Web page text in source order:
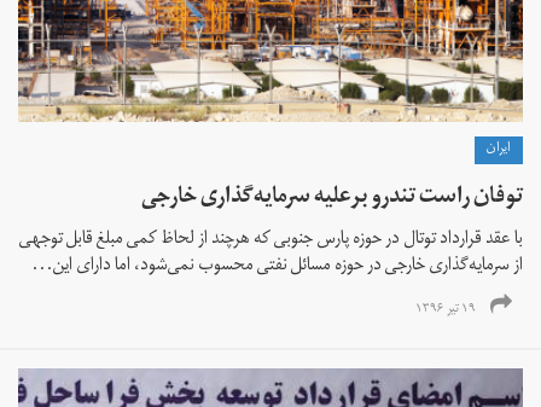
ايران
توفان راست تندرو برعلیه سرمایه‌گذاری خارجی
با عقد قرارداد توتال در حوزه پارس جنوبی که هرچند از لحاظ کمی مبلغ قابل توجهی
از سرمایه‌گذاری خارجی در حوزه مسائل نفتی محسوب نمی‌شود، اما دارای این...
۱۹ تیر ۱۳۹۶